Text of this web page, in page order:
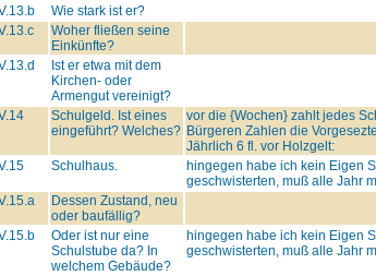
Wie stark ist er?
Woher fließen seine
Einkünfte?
Ist er etwa mit dem
Kirchen- oder
Armengut vereinigt?
Schulgeld. Ist eines
eingeführt? Welches?
vor die {Wochen} zahlt jedes
Bürgeren Zahlen die
Jährlich 6 fl. vor Holzgelt:
Schulhaus.
hingegen habe ich kein Eigen
geschwisterten, muß alle Jahr
Dessen Zustand, neu
oder baufällig?
Oder ist nur eine
Schulstube da? In
welchem Gebäude?
hingegen habe ich kein Eigen
geschwisterten, muß alle Jahr